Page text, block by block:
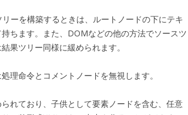
ーを構築するときは、ルートノードの下にテキ
ちます。また、DOMなどの他の方法でソースツ
果ツリー同様に緩められます。
理命令とコメントノードを無視します。
れており、子供として要素ノードを含む、任意